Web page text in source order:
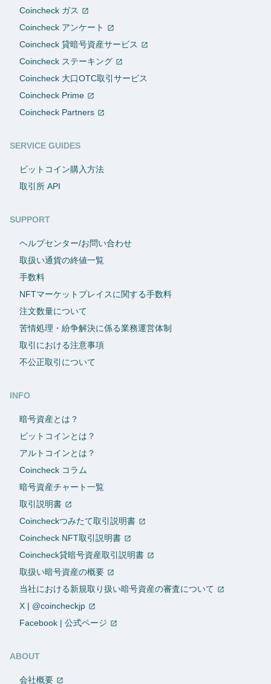
Coincheck ガス
Coincheck アンケート
Coincheck 貸暗号資産サービス
Coincheck ステーキング
Coincheck 大口OTC取引サービス
Coincheck Prime
Coincheck Partners
SERVICE GUIDES
ビットコイン購入方法
取引所 API
SUPPORT
ヘルプセンター/お問い合わせ
取扱い通貨の終値一覧
手数料
NFTマーケットプレイスに関する手数料
注文数量について
苦情処理・紛争解決に係る業務運営体制
取引における注意事項
不公正取引について
INFO
暗号資産とは？
ビットコインとは？
アルトコインとは？
Coincheck コラム
暗号資産チャート一覧
取引説明書
Coincheckつみたて取引説明書
Coincheck NFT取引説明書
Coincheck貸暗号資産取引説明書
取扱い暗号資産の概要
当社における新規取り扱い暗号資産の審査について
X | @coincheckjp
Facebook | 公式ページ
ABOUT
会社概要